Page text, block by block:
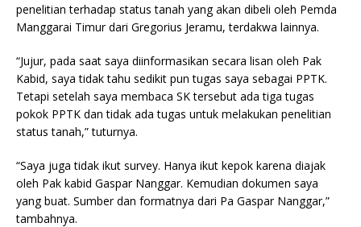
penelitian terhadap status tanah yang akan dibeli oleh Pemda
Manggarai Timur dari Gregorius Jeramu, terdakwa lainnya.
“Jujur, pada saat saya diinformasikan secara lisan oleh Pak
Kabid, saya tidak tahu sedikit pun tugas saya sebagai PPTK.
Tetapi setelah saya membaca SK tersebut ada tiga tugas
pokok PPTK dan tidak ada tugas untuk melakukan penelitian
status tanah,” tuturnya.
“Saya juga tidak ikut survey. Hanya ikut kepok karena diajak
oleh Pak kabid Gaspar Nanggar. Kemudian dokumen saya
yang buat. Sumber dan formatnya dari Pa Gaspar Nanggar,”
tambahnya.